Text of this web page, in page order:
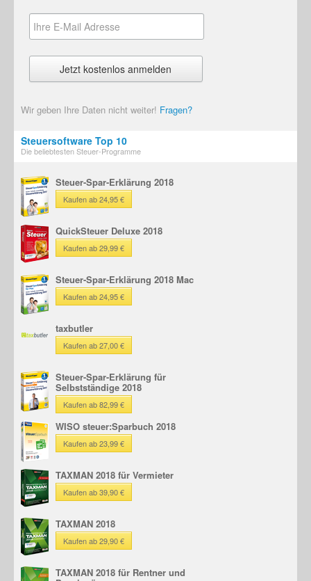
Wir geben Ihre Daten nicht weiter! Fragen?
Steuersoftware Top 10
Die beliebtesten Steuer-Programme
Steuer-Spar-Erklärung 2018
Kaufen ab 24,95 €
QuickSteuer Deluxe 2018
Kaufen ab 29,99 €
Steuer-Spar-Erklärung 2018 Mac
Kaufen ab 24,95 €
taxbutler
Kaufen ab 27,00 €
Steuer-Spar-Erklärung für
Selbstständige 2018
Kaufen ab 82,99 €
WISO steuer:Sparbuch 2018
Kaufen ab 23,99 €
TAXMAN 2018 für Vermieter
Kaufen ab 39,90 €
TAXMAN 2018
Kaufen ab 29,90 €
TAXMAN 2018 für Rentner und